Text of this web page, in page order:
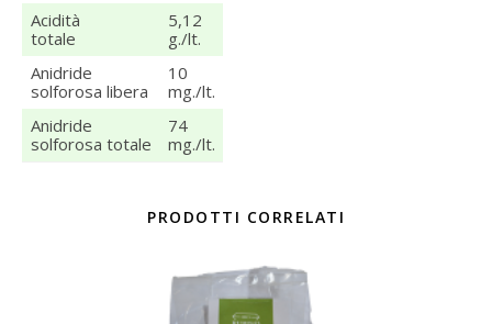
Acidità
totale
5,12
g./lt.
Anidride
solforosa libera
10
mg./lt.
Anidride
solforosa totale
74
mg./lt.
PRODOTTI CORRELATI